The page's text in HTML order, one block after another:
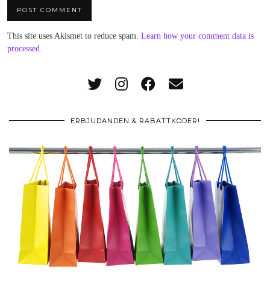
This site uses Akismet to reduce spam. Learn how your comment data is
processed.
ERBJUDANDEN & RABATTKODER!